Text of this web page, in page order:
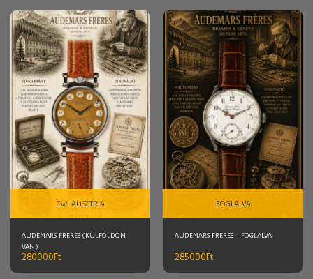
CW-AUSZTRIA
AUDEMARS FRERES (KÜLFÖLDÖN
VAN)
280000Ft
FOGLALVA
AUDEMARS FRERES - FOGLALVA
285000Ft